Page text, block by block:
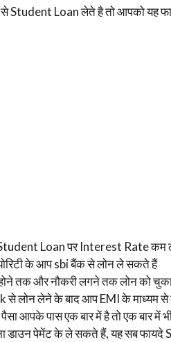
Student Loan लेते है तो आपको यह
Loan पर Interest Rate कम
के आप sbi बैंक से लोन ले सकते हैं
होने तक और नौकरी लगने तक लोन को
से लोन लेने के बाद आप EMI के माध्यम
आपके पास एक बार में है तो एक बार में
डाउन पेमेंट के ले सकते हैं, यह सब फायदे